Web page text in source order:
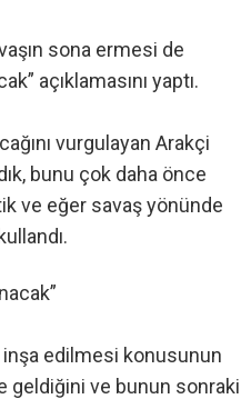
sona ermesi de
açıklamasını yaptı.
vurgulayan Arakçi
bunu çok daha önce
ve eğer savaş yönünde
inşa edilmesi konusunun
geldiğini ve bunun sonraki